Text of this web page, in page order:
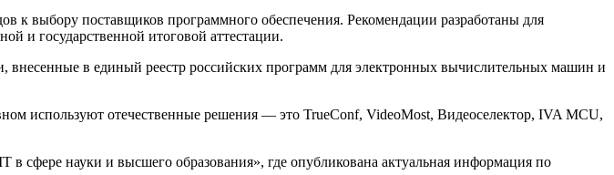
к выбору поставщиков программного обеспечения. Рекомендации разработаны для
и государственной итоговой аттестации.
внесенные в единый реестр российских программ для электронных вычислительных машин и
используют отечественные решения — это TrueConf, VideoMost, Видеоселектор, IVA MCU,
сфере науки и высшего образования», где опубликована актуальная информация по